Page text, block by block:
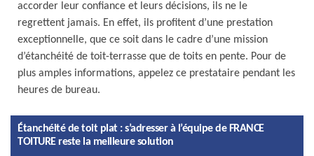
accorder leur confiance et leurs décisions, ils ne le
regrettent jamais. En effet, ils profitent d’une prestation
exceptionnelle, que ce soit dans le cadre d’une mission
d’étanchéité de toit-terrasse que de toits en pente. Pour de
plus amples informations, appelez ce prestataire pendant les
heures de bureau.
Étanchéité de toit plat : s’adresser à l’équipe de FRANCE
TOITURE reste la meilleure solution